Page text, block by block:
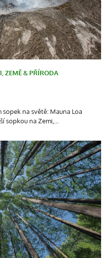
,ZEMĚ & PŘÍRODA
na světě: Mauna Loa
sopkou na Zemi,…